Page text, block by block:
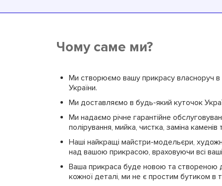
Чому саме ми?
Ми створюємо вашу прикрасу власноруч в
України.
Ми доставляємо в будь-який куточок
Ми надаємо річне гарантійне
полірування, мийка, чистка, заміна каменів
Наші найкращі майстри-модельєри,
над вашою прикрасою, враховуючи всі
Ваша прикраса буде новою та створеною
кожної деталі, ми не є простим бутиком в